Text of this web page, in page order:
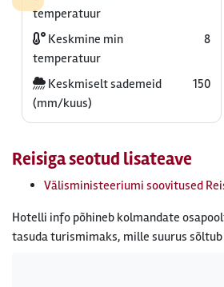
temperatuur
Keskmine min
temperatuur
8
Keskmiselt sademeid
(mm/kuus)
150
Reisiga seotud lisateave
Välisministeeriumi soovitused
Hotelli info põhineb kolmandate
tasuda turismimaks, mille suurus